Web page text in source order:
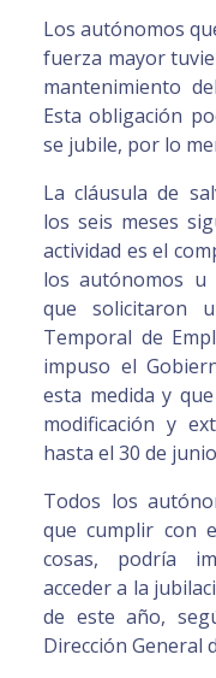
Los autónomos
fuerza mayor
mantenimiento
Esta obligación
se jubile, por lo
La cláusula de
los seis meses
actividad es el
los autónomos u
que solicitaron
Temporal de
impuso el
esta medida y
modificación y
hasta el 30 de
Todos los
que cumplir con
cosas, podría
acceder a la
de este año,
Dirección General